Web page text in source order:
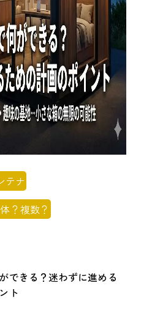
テナ
？複数？
できる？迷わずに進める
ト